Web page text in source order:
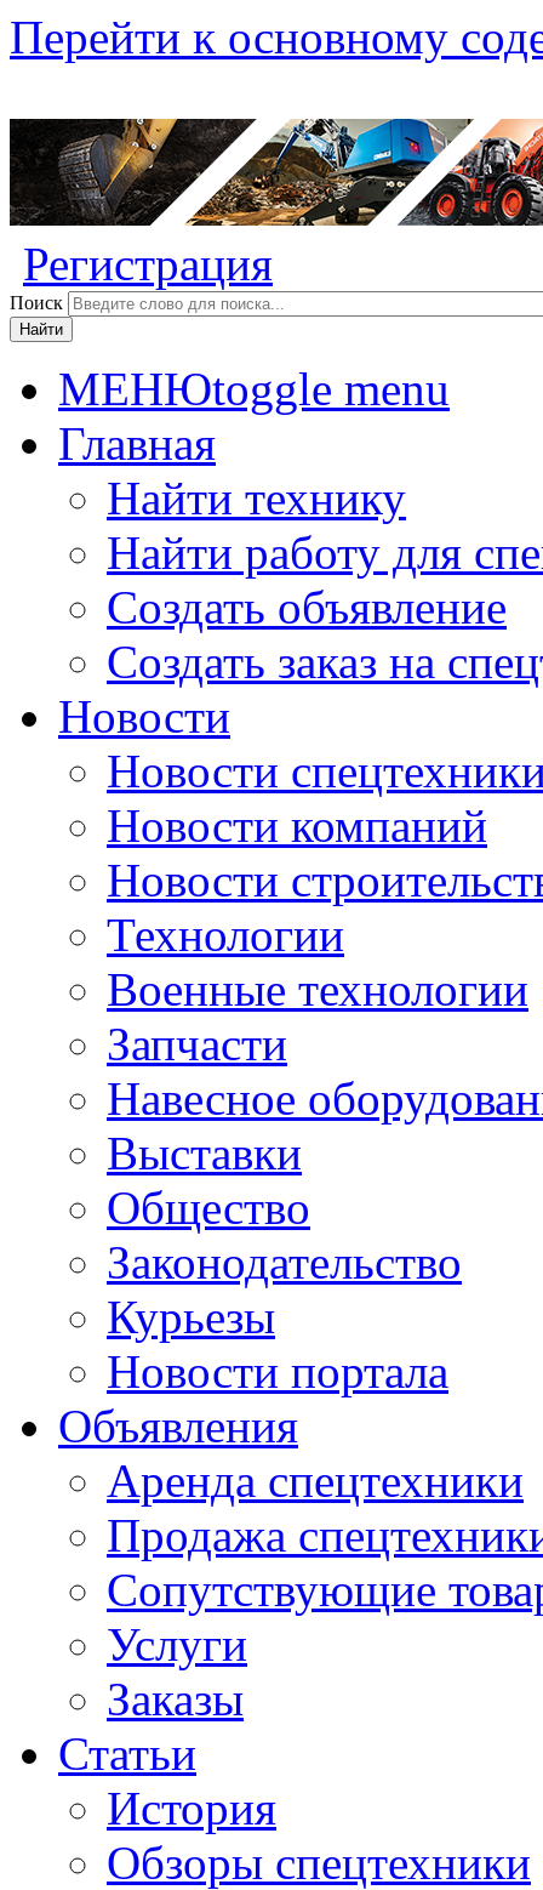
Перейти к основному
Регистрация
Поиск
МЕНЮtoggle menu
Главная
Найти технику
Найти работу для
Создать объявление
Создать заказ на
Новости
Новости
Новости компаний
Новости
Технологии
Военные технологии
Запчасти
Навесное
Выставки
Общество
Законодательство
Курьезы
Новости портала
Объявления
Аренда спецтехники
Продажа
Сопутствующие
Услуги
Заказы
Статьи
История
Обзоры спецтехники